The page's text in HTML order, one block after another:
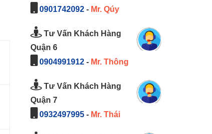
0901742092- Mr. Qúy
Tư Vấn Khách Hàng
Quận 6
0904991912- Mr. Thông
Tư Vấn Khách Hàng
Quận 7
0932497995- Mr. Thái